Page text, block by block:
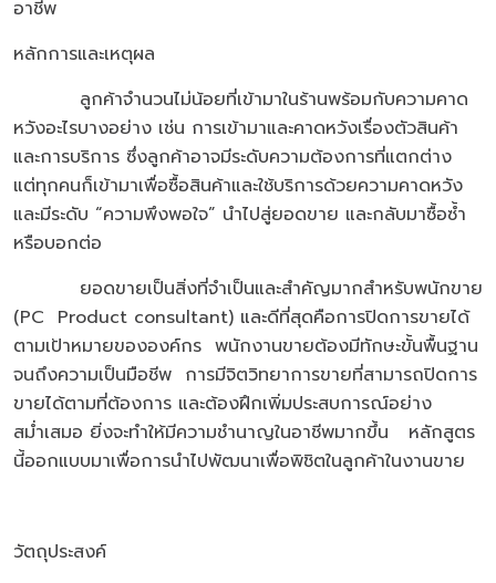
อาชีพ
หลักการและเหตุผล
ลูกค้าจำนวนไม่น้อยที่เข้ามาในร้านพร้อมกับความคาด
หวังอะไรบางอย่าง เช่น การเข้ามาและคาดหวังเรื่องตัวสินค้า
และการบริการ ซึ่งลูกค้าอาจมีระดับความต้องการที่แตกต่าง
แต่ทุกคนก็เข้ามาเพื่อซื้อสินค้าและใช้บริการด้วยความคาดหวัง
และมีระดับ “ความพึงพอใจ” นำไปสู่ยอดขาย และกลับมาซื้อซ้ำ
หรือบอกต่อ
ยอดขายเป็นสิ่งที่จำเป็นและสำคัญมากสำหรับพนักขาย
(PC Product consultant) และดีที่สุดคือการปิดการขายได้
ตามเป้าหมายขององค์กร พนักงานขายต้องมีทักษะขั้นพื้นฐาน
จนถึงความเป็นมือชีพ การมีจิตวิทยาการขายที่สามารถปิดการ
ขายได้ตามที่ต้องการ และต้องฝึกเพิ่มประสบการณ์อย่าง
สม่ำเสมอ ยิ่งจะทำให้มีความชำนาญในอาชีพมากขึ้น หลักสูตร
นี้ออกแบบมาเพื่อการนำไปพัฒนาเพื่อพิชิตในลูกค้าในงานขาย
วัตถุประสงค์